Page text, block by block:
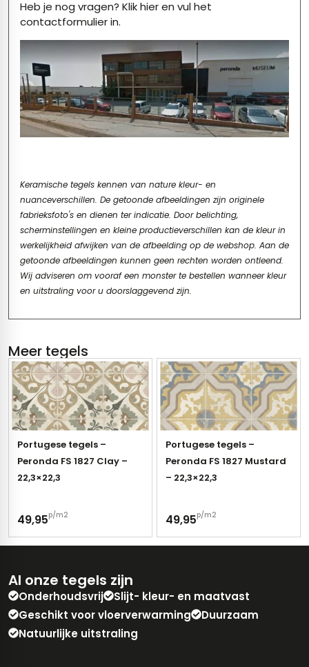
Heb je nog vragen? Klik hieren vul het
contactformulier in.
Keramische tegels kennen van nature kleur- en
nuanceverschillen. De getoonde afbeeldingen zijn originele
fabrieksfoto's en dienen ter indicatie. Door belichting,
scherminstellingen en kleine productieverschillen kan de kleur in
werkelijkheid afwijken van de afbeelding op de webshop. Aan de
getoonde afbeeldingen kunnen geen rechten worden ontleend.
Wij adviseren om vooraf een monster te bestellen wanneer kleur
en uitstraling voor u doorslaggevend zijn.
Meer tegels
Portugese tegels –
Peronda FS 1827 Clay –
22,3×22,3
49,95p/m2
Portugese tegels –
Peronda FS 1827 Mustard
– 22,3×22,3
49,95p/m2
Al onze tegels zijn
Onderhoudsvrij
Slijt- kleur- en maatvast
Geschikt voor vloerverwarming
Duurzaam
Natuurlijke uitstraling